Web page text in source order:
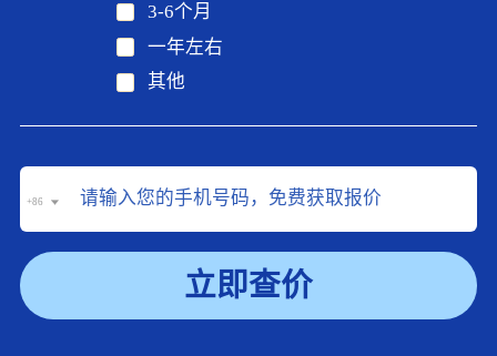
3-6个月
一年左右
其他
+86
立即查价